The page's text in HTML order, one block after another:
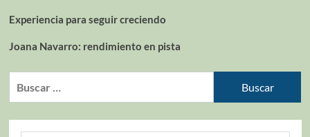
Experiencia para seguir creciendo
Joana Navarro: rendimiento en pista